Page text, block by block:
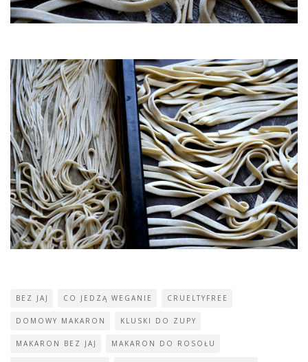
BEZ JAJ CO JEDZĄ WEGANIE CRUELTYFREE
DOMOWY MAKARON KLUSKI DO ZUPY
MAKARON BEZ JAJ MAKARON DO ROSOŁU